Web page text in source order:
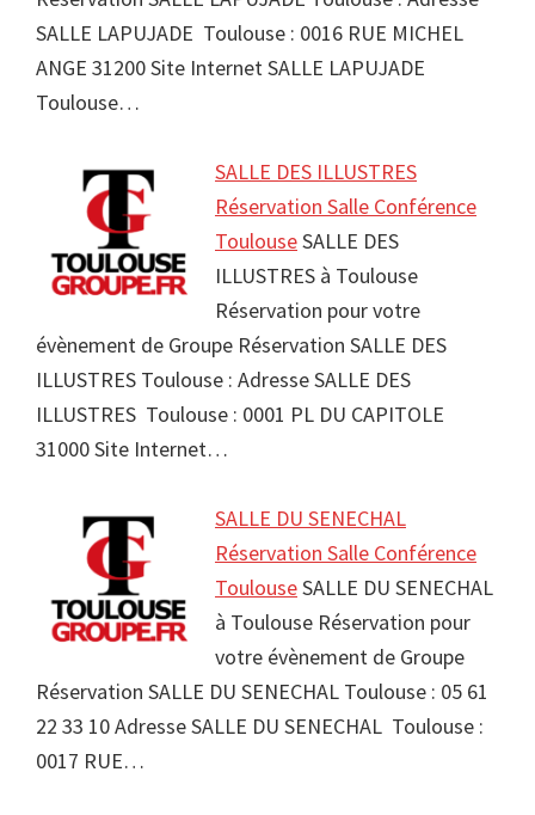
SALLE LAPUJADE Toulouse : 0016 RUE MICHEL
ANGE 31200 Site Internet SALLE LAPUJADE
Toulouse…
SALLE DES ILLUSTRES
Réservation Salle Conférence
ToulouseSALLE DES
ILLUSTRES à Toulouse
Réservation pour votre
évènement de Groupe Réservation SALLE DES
ILLUSTRES Toulouse : Adresse SALLE DES
ILLUSTRES Toulouse : 0001 PL DU CAPITOLE
31000 Site Internet…
SALLE DU SENECHAL
Réservation Salle Conférence
ToulouseSALLE DU SENECHAL
à Toulouse Réservation pour
votre évènement de Groupe
Réservation SALLE DU SENECHAL Toulouse : 05 61
22 33 10 Adresse SALLE DU SENECHAL Toulouse :
0017 RUE…